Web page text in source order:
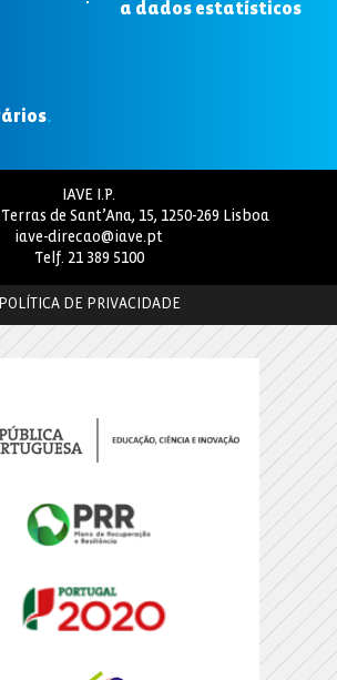
a dados estatísticos
.
IAVE I.P.
de Sant’Ana, 15, 1250-269 Lisboa
iave-direcao@iave.pt
Telf. 21 389 5100
POLÍTICA DE PRIVACIDADE